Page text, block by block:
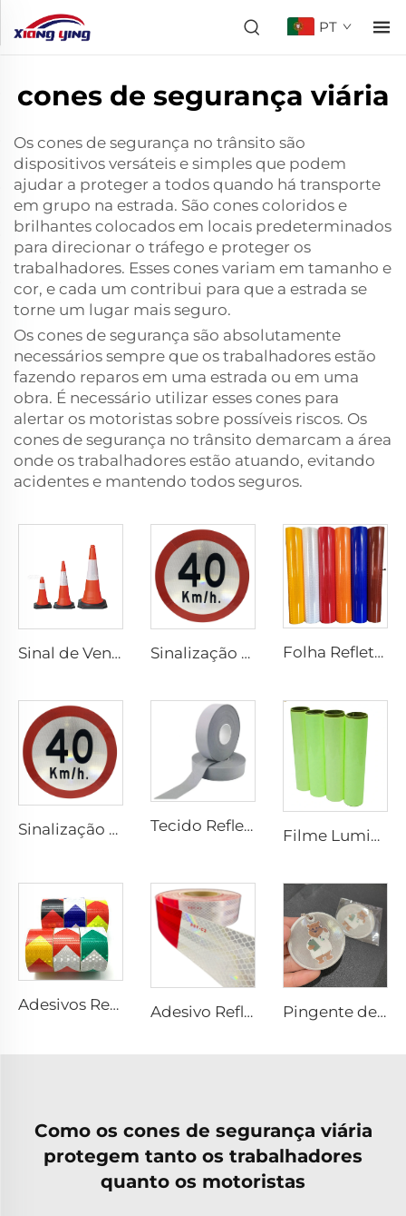
PT
cones de segurança viária
Os cones de segurança no trânsito são
dispositivos versáteis e simples que podem
ajudar a proteger a todos quando há transporte
em grupo na estrada. São cones coloridos e
brilhantes colocados em locais predeterminados
para direcionar o tráfego e proteger os
trabalhadores. Esses cones variam em tamanho e
cor, e cada um contribui para que a estrada se
torne um lugar mais seguro.
Os cones de segurança são absolutamente
necessários sempre que os trabalhadores estão
fazendo reparos em uma estrada ou em uma
obra. É necessário utilizar esses cones para
alertar os motoristas sobre possíveis riscos. Os
cones de segurança no trânsito demarcam a área
onde os trabalhadores estão atuando, evitando
acidentes e mantendo todos seguros.
Sinal de Venda Quente Cones de Trânsito de PVC Flexível Refletivo de Segurança Sinalização Refletiva Personalizada de Preço Barato para Segurança no Trânsito Folha Refletiva Prismática para Placa de Sinalização, Vinil Refletivo, Filme Refletivo Retrorrefletivo para Placa de Sinalização
Sinalização Refletiva Personalizada de Preço Barato para Segurança no Trânsito Tecido Refletivo Cinza, Fita Refletiva de Alta Luminosidade para Costurar em Coletes e Jaquetas
Filme Luminoso, Papel Luminoso Autoadesivo com Brilho no Escuro, Adesivo Vinílico Fotoluminescente para Decoração
Adesivos Retrorrefletivos Prismáticos de PVC com Preço Barato, Fita Refletiva para Caminhão Adesivo Refletivo Vermelho e Branco, Fita Refletora, Fita Refletiva Dot C2 para Caminhão Pingente de Segurança de Alta Visibilidade Personalizado, Brinde Promocional com Fecho Refletivo, Etiqueta para Mala com Cordão Personalizado em PVC
Como os cones de segurança viária
protegem tanto os trabalhadores
quanto os motoristas